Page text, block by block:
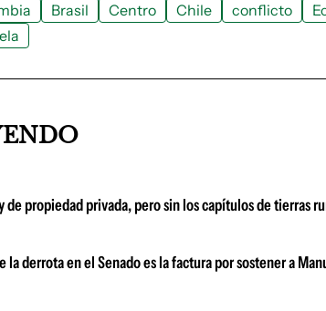
Brasil Centro Chile conflicto
de propiedad privada, pero sin los capítulos de tierras
la derrota en el Senado es la factura por sostener a